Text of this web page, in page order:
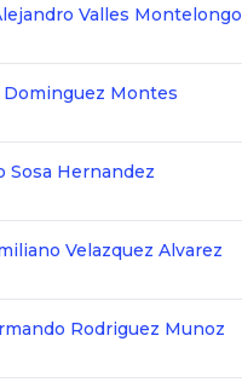
Valles Montelongo
Dominguez Montes
Sosa Hernandez
Velazquez Alvarez
Rodriguez Munoz